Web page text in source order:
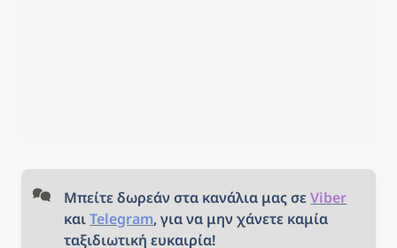
Μπείτε δωρεάν στα κανάλια μας σε Viber
και Telegram, για να μην χάνετε καμία
ταξιδιωτική ευκαιρία!